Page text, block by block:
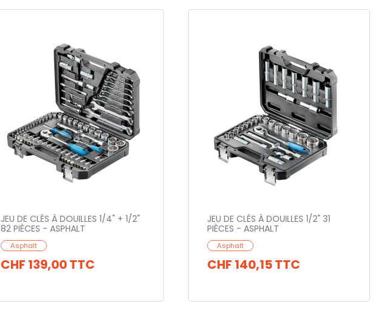
JEU DE CLÉS À DOUILLES 1/4" + 1/2"
82 PIÈCES - ASPHALT
Asphalt
CHF 139,00TTC
JEU DE CLÉS À DOUILLES 1/2" 31
PIÈCES - ASPHALT
Asphalt
CHF 140,15TTC